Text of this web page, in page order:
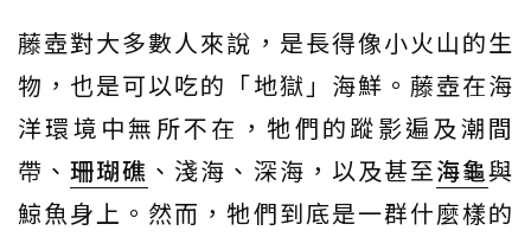
藤壺對大多數人來說，是長得像小火山的生
物，也是可以吃的「地獄」海鮮。藤壺在海
洋環境中無所不在，牠們的蹤影遍及潮間
帶、珊瑚礁 、淺海、深海，以及甚至海龜與
鯨魚身上。然而，牠們到底是一群什麼樣的